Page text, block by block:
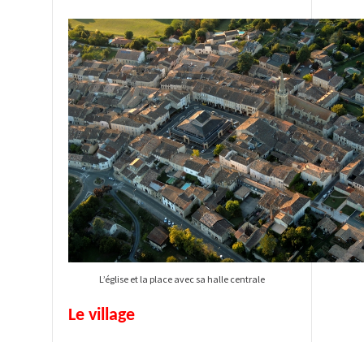
L’église et la place avec sa halle centrale
Le village